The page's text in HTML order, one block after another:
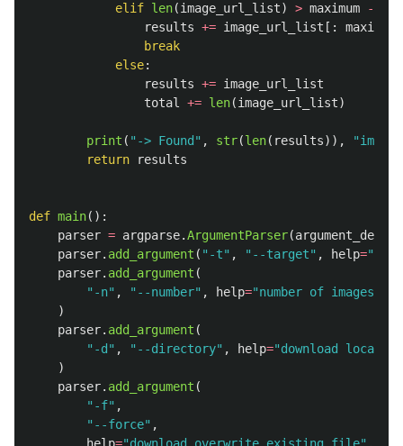
elif len(image_url_list) > maximum -
results += image_url_list [:
maximum
break
else:
results += image_url_list
total
+= len(image_url_list)
print ( " -> Found " , str(len( results)), "images
return
results
def main():
parser = argparse.ArgumentParser(
parser. add_argument ( " -t" , " --target" , help="
parser. add_argument (
" -n" , " --number" , help="number of images
)
parser. add_argument (
" -d " , " --directory" , help="download location
)
parser. add_argument (
" -f" ,
" --force" ,